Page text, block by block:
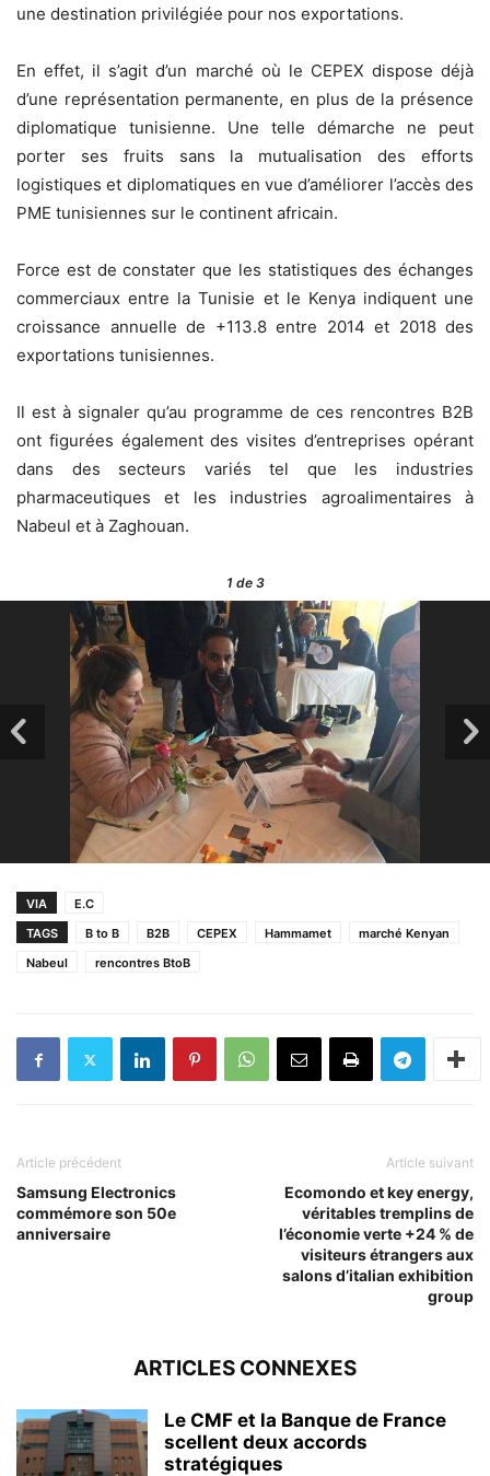
une destination privilégiée pour nos exportations.
En effet, il s’agit d’un marché où le CEPEX dispose déjà
d’une représentation permanente, en plus de la présence
diplomatique tunisienne. Une telle démarche ne peut
porter ses fruits sans la mutualisation des efforts
logistiques et diplomatiques en vue d’améliorer l’accès des
PME tunisiennes sur le continent africain.
Force est de constater que les statistiques des échanges
commerciaux entre la Tunisie et le Kenya indiquent une
croissance annuelle de +113.8 entre 2014 et 2018 des
exportations tunisiennes.
Il est à signaler qu’au programme de ces rencontres B2B
ont figurées également des visites d’entreprises opérant
dans des secteurs variés tel que les industries
pharmaceutiques et les industries agroalimentaires à
Nabeul et à Zaghouan.
1de 3
VIA
E.C
TAGS
B to B B2B CEPEX Hammamet
marché Kenyan
Nabeul
rencontres BtoB
Article précédent
Samsung Electronics
commémore son 50e
anniversaire
Article suivant
Ecomondo et key energy,
véritables tremplins de
l’économie verte +24 % de
visiteurs étrangers aux
salons d’italian exhibition
group
ARTICLES CONNEXES
Le CMF et la Banque de France
scellent deux accords
stratégiques